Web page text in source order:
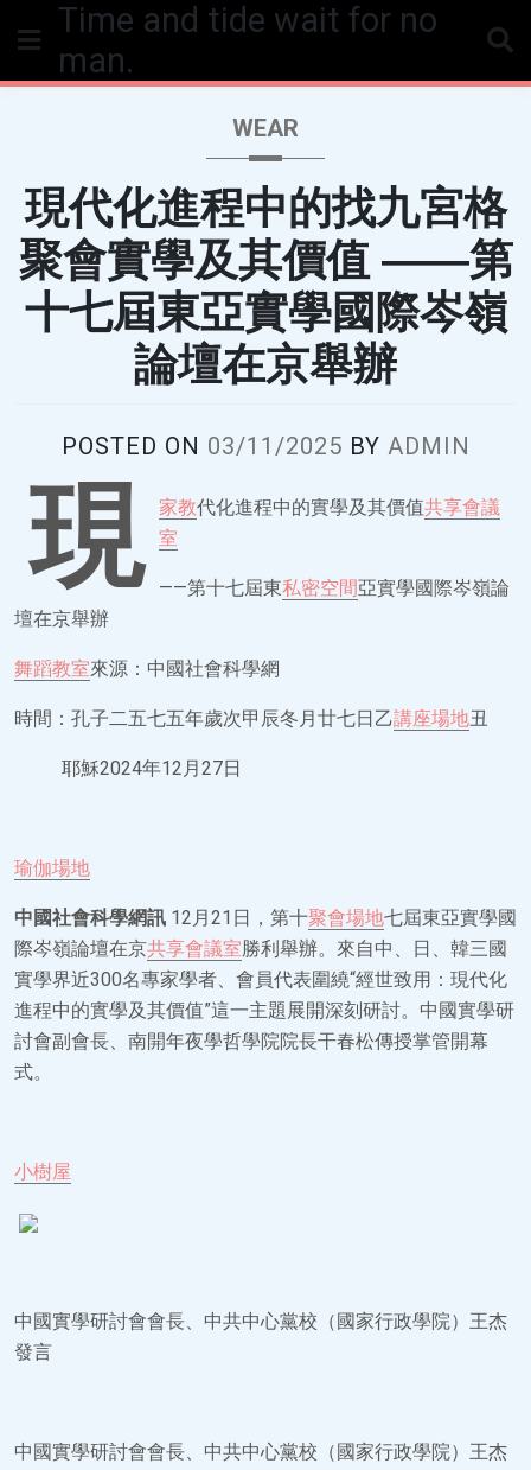
Time and tide wait for no
man.
WEAR
現代化進程中的找九宮格
聚會實學及其價值 ——第
十七屆東亞實學國際岑嶺
論壇在京舉辦
POSTED ON 03/11/2025 BY ADMIN
現 家教代化進程中的實學及其價值共享會議
室
——第十七屆東私密空間亞實學國際岑嶺論
壇在京舉辦
舞蹈教室來源：中國社會科學網
時間：孔子二五七五年歲次甲辰冬月廿七日乙講座場地丑
耶穌2024年12月27日
瑜伽場地
中國社會科學網訊 12月21日，第十聚會場地七屆東亞實學國
際岑嶺論壇在京共享會議室勝利舉辦。來自中、日、韓三國
實學界近300名專家學者、會員代表圍繞“經世致用：現代化
進程中的實學及其價值”這一主題展開深刻研討。中國實學研
討會副會長、南開年夜學哲學院院長干春松傳授掌管開幕
式。
小樹屋
中國實學研討會會長、中共中心黨校（國家行政學院）王杰
發言
中國實學研討會會長、中共中心黨校（國家行政學院）王杰